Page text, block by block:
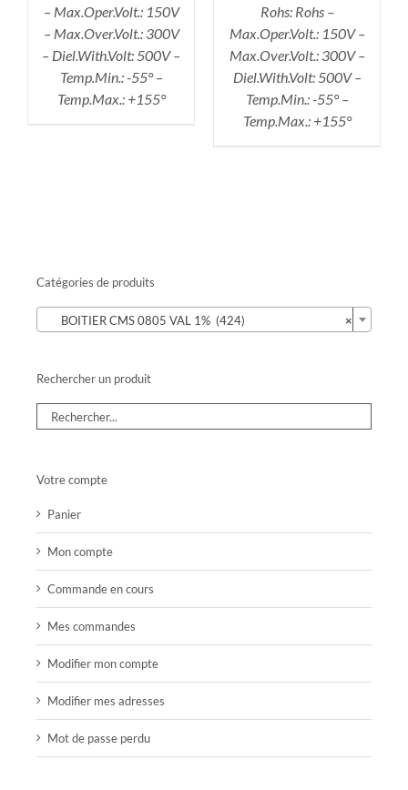
– Max.Oper.Volt.: 150V
– Max.Over.Volt.: 300V
– Diel.With.Volt: 500V –
Temp.Min.: -55° –
Temp.Max.: +155°
Rohs: Rohs –
Max.Oper.Volt.: 150V –
Max.Over.Volt.: 300V –
Diel.With.Volt: 500V –
Temp.Min.: -55° –
Temp.Max.: +155°
Catégories de produits
×
BOITIER CMS 0805 VAL 1% (424)
Rechercher un produit
Votre compte
Panier
Mon compte
Commande en cours
Mes commandes
Modifier mon compte
Modifier mes adresses
Mot de passe perdu